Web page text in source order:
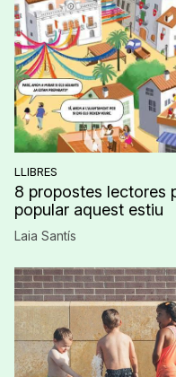
LLIBRES
8 propostes lectores
popular aquest estiu
Laia Santís